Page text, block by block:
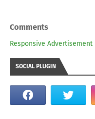
Comments
Responsive Advertisement
SOCIAL PLUGIN